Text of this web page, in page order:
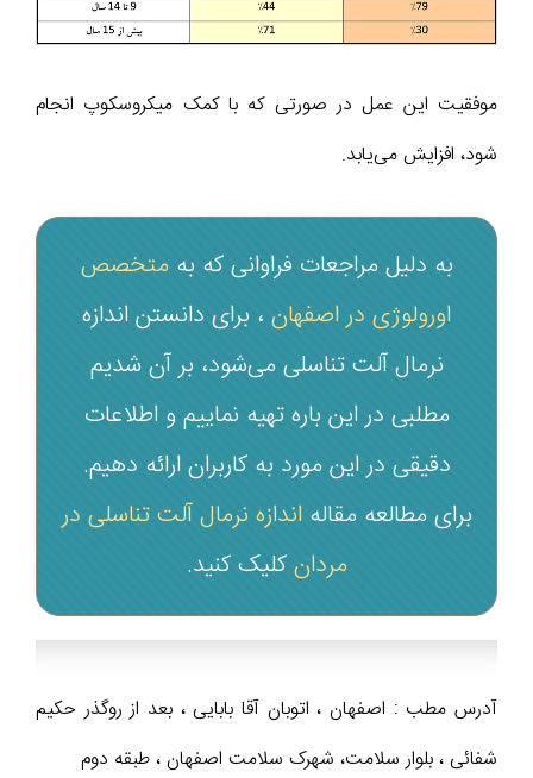
موفقیت این عمل در صورتی که با کمک میکروسکوپ انجام
شود، افزایش می‌یابد.
به دلیل مراجعات فراوانی که به متخصص
اورولوژی در اصفهان ، برای دانستن اندازه
نرمال آلت تناسلی می‌شود، بر آن شدیم
مطلبی در این باره تهیه نماییم و اطلاعات
دقیقی در این مورد به کاربران ارائه دهیم.
برای مطالعه مقاله اندازه نرمال آلت تناسلی در
مردانکلیک کنید.
آدرس مطب : اصفهان ، اتوبان آقا بابایی ، بعد از روگذر حکیم
شفائی ، بلوار سلامت، شهرک سلامت اصفهان ، طبقه دوم